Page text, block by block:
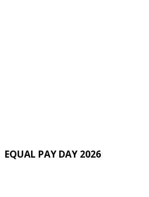
EQUAL PAY DAY 2026